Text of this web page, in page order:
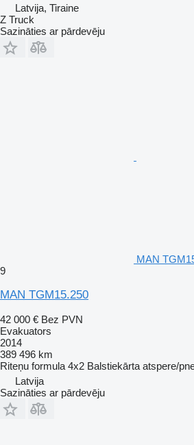
Latvija, Tiraine
Z Truck
Sazināties ar pārdevēju
MAN
9
MAN TGM15.250
42 000 € Bez PVN
Evakuators
2014
389 496 km
Riteņu formula 4x2 Balstiekārta atspere/
Latvija
Sazināties ar pārdevēju